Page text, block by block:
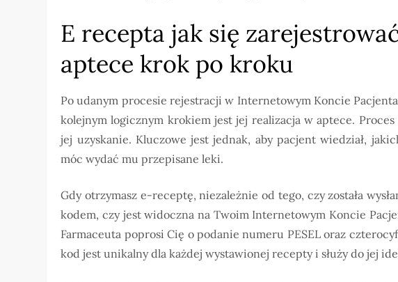
E recepta jak się
aptece krok po kroku
Po udanym procesie rejestracji w Internetowym Koncie
kolejnym logicznym krokiem jest jej realizacja w aptece.
jej uzyskanie. Kluczowe jest jednak, aby pacjent wiedział,
móc wydać mu przepisane leki.
Gdy otrzymasz e-receptę, niezależnie od tego, czy została
kodem, czy jest widoczna na Twoim Internetowym Koncie
Farmaceuta poprosi Cię o podanie numeru PESEL oraz
kod jest unikalny dla każdej wystawionej recepty i służy do jej